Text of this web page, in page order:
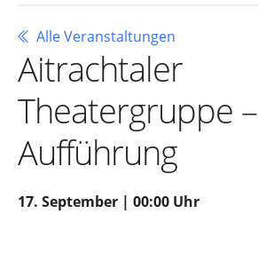
Alle Veranstaltungen
Aitrachtaler
Theatergruppe –
Aufführung
17. September | 00:00 Uhr